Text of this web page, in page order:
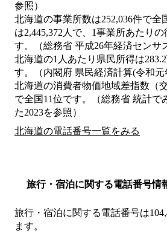
参照）
北海道の事業所数は252,036件で全
は2,445,372人で、1事業所あたり
す。（総務省 平成26年経済センサ
北海道の1人あたり県民所得は
す。（内閣府 県民経済計算(令和元
北海道の消費者物価地域差指数（
で全国11位です。（総務省 統計で
た2023を参照）
北海道の電話番号一覧をみる
旅行・宿泊に関する電話番号情
旅行・宿泊に関する電話番号は
ます。